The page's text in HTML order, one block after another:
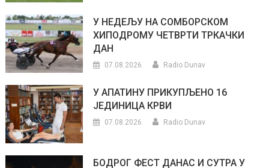
У НЕДЕЉУ НА СОМБОРСКОМ
ХИПОДРОМУ ЧЕТВРТИ ТРКАЧКИ
ДАН
07.08.2026. Radio Dunav
У АПАТИНУ ПРИКУПЉЕНО 16
ЈЕДИНИЦА КРВИ
07.08.2026. Radio Dunav
БОДРОГ ФЕСТ ДАНАС И СУТРА У